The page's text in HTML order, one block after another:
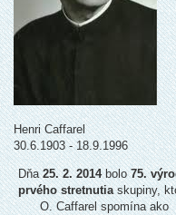
Henri Caffarel
30.6.1903 - 18.9.1996
Dňa25. 2. 2014bolo75.
prvého stretnutiaskupiny,
O. Caffarel spomína ako